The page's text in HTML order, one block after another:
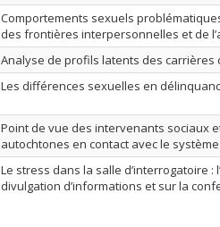
Comportements sexuels
des frontières interpersonnelles et de
Analyse de profils latents des
Les différences sexuelles en
Point de vue des intervenants sociaux
autochtones en contact avec le
Le stress dans la salle d’interrogatoire
divulgation d’informations et sur la